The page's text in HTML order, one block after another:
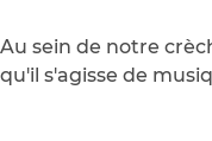
Au sein de notre
qu'il s'agisse de